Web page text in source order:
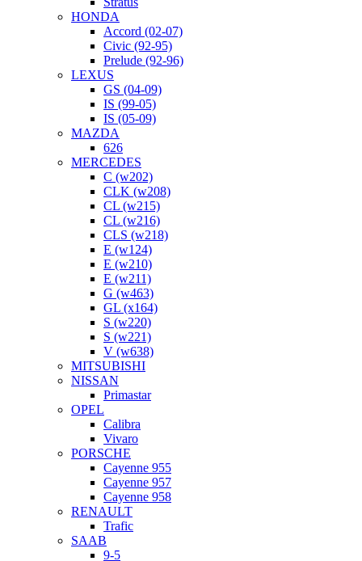
HONDA
Accord (02-07)
Civic (92-95)
Prelude (92-96)
LEXUS
GS (04-09)
IS (99-05)
IS (05-09)
MAZDA
626
MERCEDES
C (w202)
CLK (w208)
CL (w215)
CL (w216)
CLS (w218)
E (w124)
E (w210)
E (w211)
G (w463)
GL (x164)
S (w220)
S (w221)
V (w638)
MITSUBISHI
NISSAN
Primastar
OPEL
Calibra
Vivaro
PORSCHE
Cayenne 955
Cayenne 957
Cayenne 958
RENAULT
Trafic
SAAB
9-5